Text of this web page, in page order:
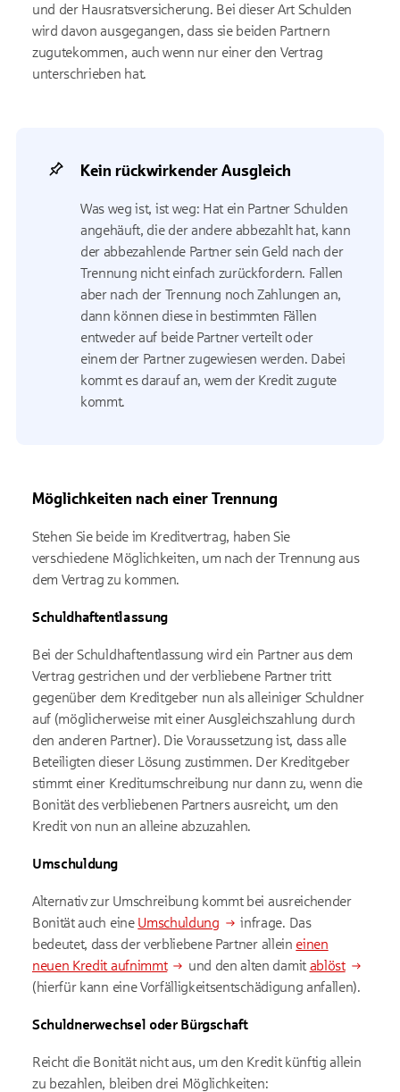
und der Hausratsversicherung. Bei dieser Art Schulden
wird davon ausgegangen, dass sie beiden Partnern
zugutekommen, auch wenn nur einer den Vertrag
unterschrieben hat.
Kein rückwirkender Ausgleich
Was weg ist, ist weg: Hat ein Partner Schulden
angehäuft, die der andere abbezahlt hat, kann
der abbezahlende Partner sein Geld nach der
Trennung nicht einfach zurückfordern. Fallen
aber nach der Trennung noch Zahlungen an,
dann können diese in bestimmten Fällen
entweder auf beide Partner verteilt oder
einem der Partner zugewiesen werden. Dabei
kommt es darauf an, wem der Kredit zugute
kommt.
Möglichkeiten nach einer Trennung
Stehen Sie beide im Kreditvertrag, haben Sie
verschiedene Möglichkeiten, um nach der Trennung aus
dem Vertrag zu kommen.
Schuldhaftentlassung
Bei der Schuldhaftentlassung wird ein Partner aus dem
Vertrag gestrichen und der verbliebene Partner tritt
gegenüber dem Kreditgeber nun als alleiniger Schuldner
auf (möglicherweise mit einer Ausgleichszahlung durch
den anderen Partner). Die Voraussetzung ist, dass alle
Beteiligten dieser Lösung zustimmen. Der Kreditgeber
stimmt einer Kreditumschreibung nur dann zu, wenn die
Bonität des verbliebenen Partners ausreicht, um den
Kredit von nun an alleine abzuzahlen.
Umschuldung
Alternativ zur Umschreibung kommt bei ausreichender
Bonität auch eine Umschuldung
infrage. Das
bedeutet, dass der verbliebene Partner allein einen
neuen Kredit aufnimmt
und den alten damit ablöst
(hierfür kann eine Vorfälligkeitsentschädigung anfallen).
Schuldnerwechsel oder Bürgschaft
Reicht die Bonität nicht aus, um den Kredit künftig allein
zu bezahlen, bleiben drei Möglichkeiten: